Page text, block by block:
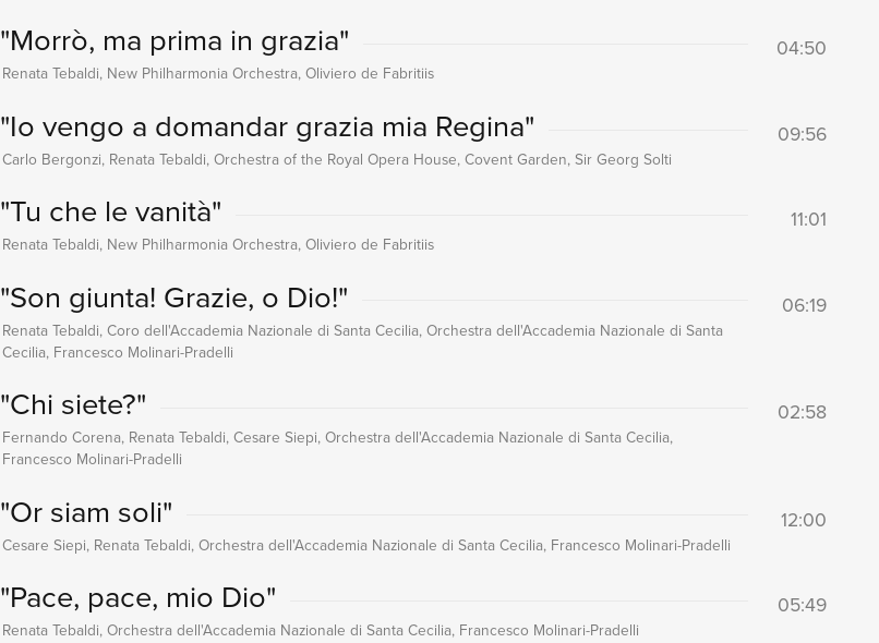
"Morrò, ma prima in grazia" 04:50
Renata Tebaldi, New Philharmonia Orchestra, Oliviero de Fabritiis
"Io vengo a domandar grazia mia Regina" 09:56
Carlo Bergonzi, Renata Tebaldi, Orchestra of the Royal Opera House, Covent Garden, Sir Georg Solti
"Tu che le vanità" 11:01
Renata Tebaldi, New Philharmonia Orchestra, Oliviero de Fabritiis
"Son giunta! Grazie, o Dio!" 06:19
Renata Tebaldi, Coro dell'Accademia Nazionale di Santa Cecilia, Orchestra dell'Accademia Nazionale di Santa
Cecilia, Francesco Molinari-Pradelli
"Chi siete?" 02:58
Fernando Corena, Renata Tebaldi, Cesare Siepi, Orchestra dell'Accademia Nazionale di Santa Cecilia,
Francesco Molinari-Pradelli
"Or siam soli" 12:00
Cesare Siepi, Renata Tebaldi, Orchestra dell'Accademia Nazionale di Santa Cecilia, Francesco Molinari-Pradelli
"Pace, pace, mio Dio" 05:49
Renata Tebaldi, Orchestra dell'Accademia Nazionale di Santa Cecilia, Francesco Molinari-Pradelli